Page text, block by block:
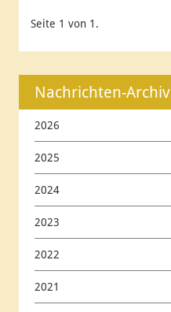
Seite 1 von 1.
Nachrichten-Archiv
2026
2025
2024
2023
2022
2021